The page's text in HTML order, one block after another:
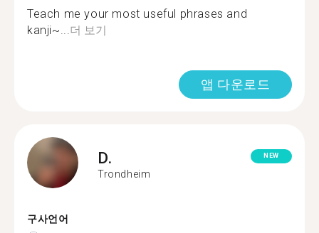
Teach me your most useful phrases and
kanji~...더 보기
앱 다운로드
D.
Trondheim
NEW
구사언어